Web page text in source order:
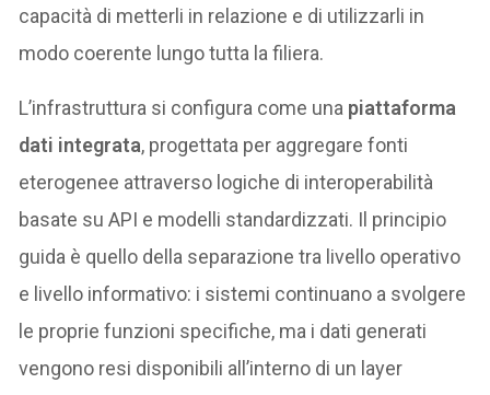
capacità di metterli in relazione e di utilizzarli in
modo coerente lungo tutta la filiera.
L’infrastruttura si configura come una piattaforma
dati integrata, progettata per aggregare fonti
eterogenee attraverso logiche di interoperabilità
basate su API e modelli standardizzati. Il principio
guida è quello della separazione tra livello operativo
e livello informativo: i sistemi continuano a svolgere
le proprie funzioni specifiche, ma i dati generati
vengono resi disponibili all’interno di un layer